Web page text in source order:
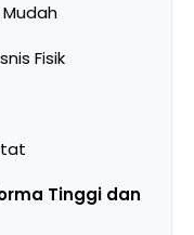
Fisik
Tinggi dan